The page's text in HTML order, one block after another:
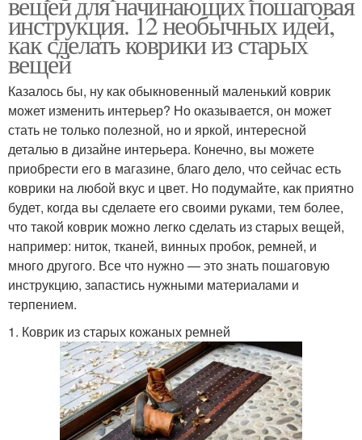
инструкция. 12 необычных идей,
как сделать коврики из старых
вещей
Казалось бы, ну как обыкновенный маленький коврик
может изменить интерьер? Но оказывается, он может
стать не только полезной, но и яркой, интересной
деталью в дизайне интерьера. Конечно, вы можете
приобрести его в магазине, благо дело, что сейчас есть
коврики на любой вкус и цвет. Но подумайте, как приятно
будет, когда вы сделаете его своими руками, тем более,
что такой коврик можно легко сделать из старых вещей,
например: ниток, тканей, винных пробок, ремней, и
много другого. Все что нужно — это знать пошаговую
инструкцию, запастись нужными материалами и
терпением.
1. Коврик из старых кожаных ремней